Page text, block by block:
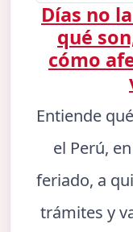
Días no
qué
cómo
Entiende
el Perú,
feriado, a
trámites y